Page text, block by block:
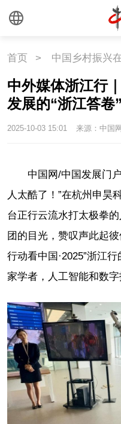
首页 > 中国乡村振兴
中外媒体浙江行
发展的“浙江答卷”
2025-10-03 15:01 来源：中国
中国网/中国发展门
人太酷了！”在杭州申昊
台正行云流水打太极拳
团的目光，赞叹声此起
行动看中国·2025”浙江
家学者，人工智能和数